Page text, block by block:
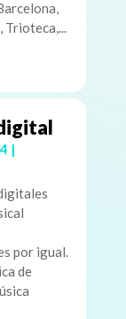
Trioteca,...
|
por igual.
de